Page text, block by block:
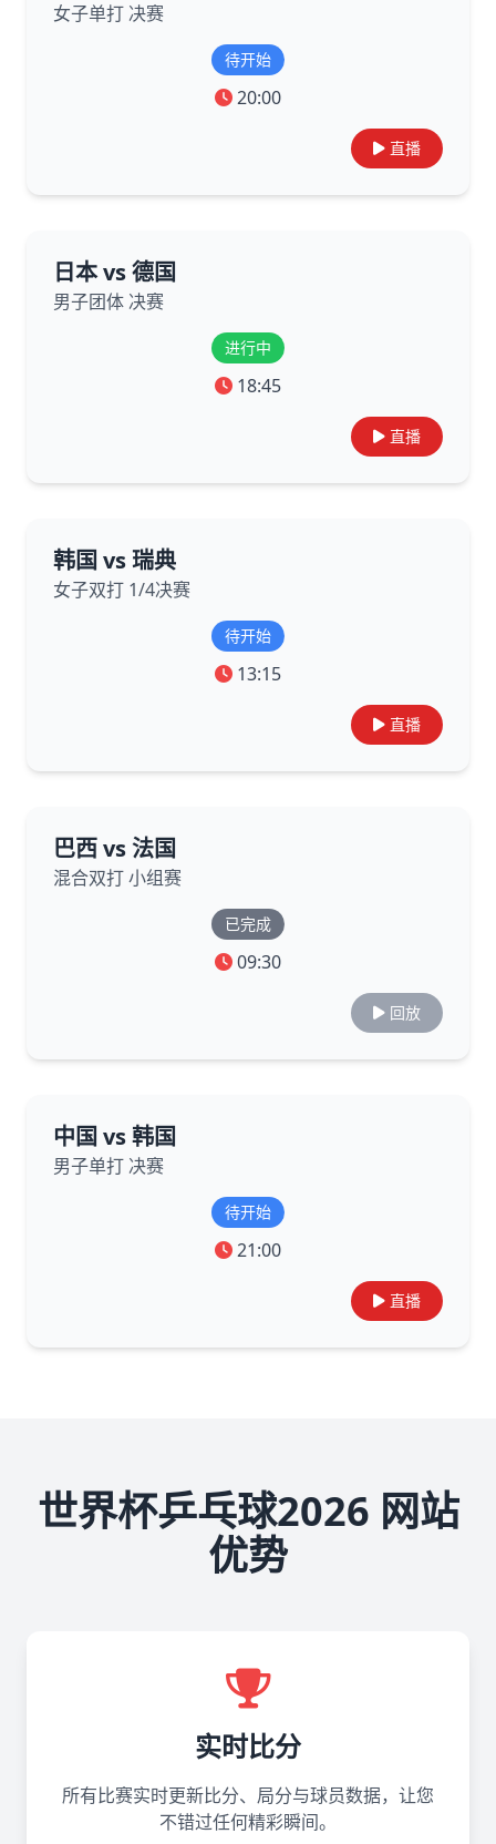
女子单打 决赛
待开始
20:00
直播
日本 vs 德国
男子团体 决赛
进行中
18:45
直播
韩国 vs 瑞典
女子双打 1/4决赛
待开始
13:15
直播
巴西 vs 法国
混合双打 小组赛
已完成
09:30
回放
中国 vs 韩国
男子单打 决赛
待开始
21:00
直播
世界杯乒乓球2026 网站
优势
实时比分
所有比赛实时更新比分、局分与球员数据，让您
不错过任何精彩瞬间。